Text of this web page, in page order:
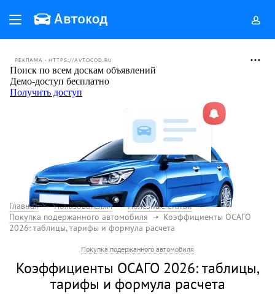
РЕКЛАМА • HTTPS://AVTOCOD.RU
Главная Пользователям
Полезные статьи
Покупка подержанного автомобиля
Коэффициенты ОСАГО
2026: таблицы, тарифы и формула расчета
Покупка подержанного автомобиля
Коэффициенты ОСАГО 2026: таблицы,
тарифы и формула расчета